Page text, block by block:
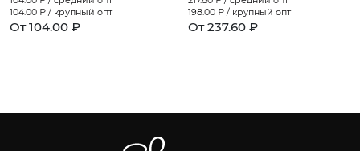
104.00 ₽ / крупный опт
От 104.00 ₽
198.00 ₽ / крупный опт
От 237.60 ₽